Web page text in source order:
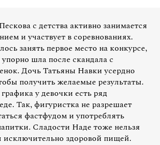
с детства активно занимается
и участвует в соревнованиях.
занять первое место на конкурсе,
шла после скандала с
Дочь Татьяны Навки усердно
получить желаемые результаты.
у девочки есть ряд
Так, фигуристка не разрешает
фастфудом и употреблять
Сладости Наде тоже нельзя
исключительно здоровой пищей.